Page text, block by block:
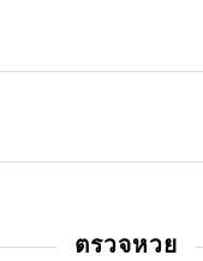
ตรวจหวย